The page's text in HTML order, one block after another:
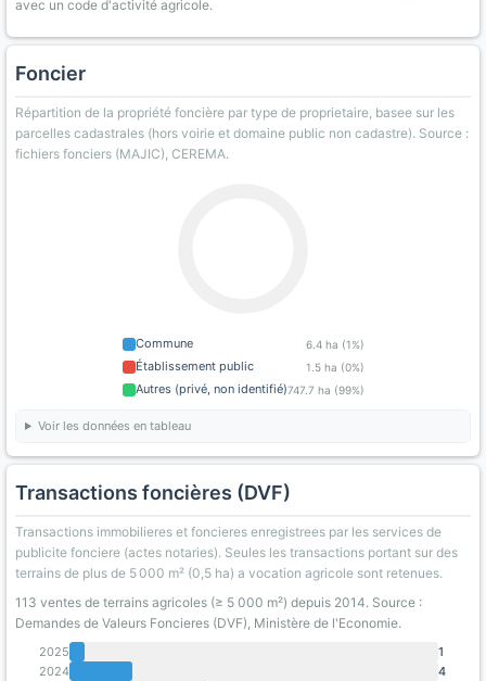
avec un code d'activité agricole.
Foncier
Répartition de la propriété foncière par type de proprietaire, basee sur les
parcelles cadastrales (hors voirie et domaine public non cadastre). Source :
fichiers fonciers (MAJIC), CEREMA.
Commune 6.4 ha (1%)
Établissement public 1.5 ha (0%)
Autres (privé, non identifié)747.7 ha (99%)
Voir les données en tableau
Transactions foncières (DVF)
Transactions immobilieres et foncieres enregistrees par les services de
publicite fonciere (actes notaries). Seules les transactions portant sur des
terrains de plus de 5 000 m² (0,5 ha) a vocation agricole sont retenues.
113 ventes de terrains agricoles (≥ 5 000 m²) depuis 2014. Source :
Demandes de Valeurs Foncieres (DVF), Ministère de l'Economie.
2025
1
2024
4